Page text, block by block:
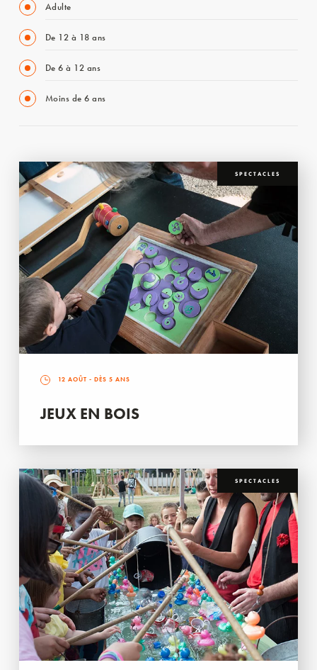
Adulte
De 12 à 18 ans
De 6 à 12 ans
Moins de 6 ans
SPECTACLES
12 AOÛT - DÈS 5 ANS
JEUX EN BOIS
SPECTACLES